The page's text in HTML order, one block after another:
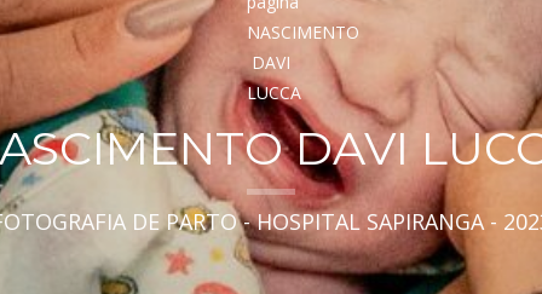
DAVI
DE PARTO - HOSPITAL SAPIRANGA -